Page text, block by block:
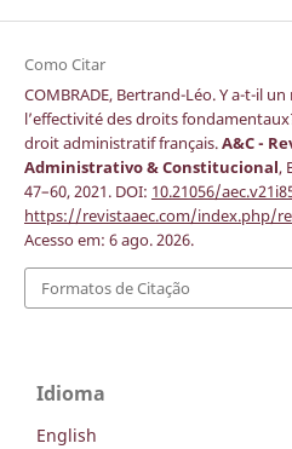
Como Citar
COMBRADE, Bertrand-Léo. Y a-t-il
l’effectivité des droits
droit administratif français.A&C -
Administrativo & Constitucional,
47–60, 2021. DOI: 10.21056/
https://revistaaec.com/index.php/
Acesso em: 6 ago. 2026.
Formatos de Citação
Idioma
English